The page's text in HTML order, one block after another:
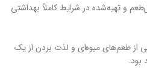
و تهیه‌شده در شرایط کاملاً بهداشتی
از طعم‌های میوه‌ای و لذت بردن از یک
بود.